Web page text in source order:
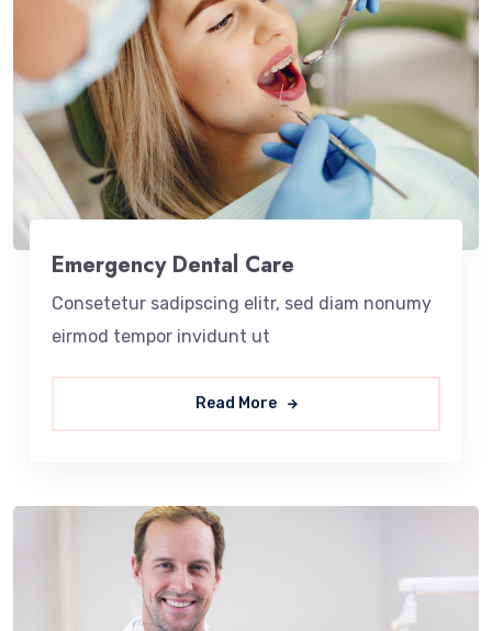
Emergency Dental Care
Consetetur sadipscing elitr, sed diam nonumy
eirmod tempor invidunt ut
Read More